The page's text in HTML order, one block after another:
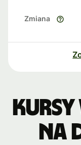
Zmiana
Kursy
na